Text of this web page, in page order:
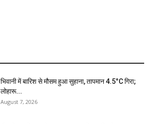
भिवानी में बारिश से मौसम हुआ सुहाना, तापमान 4.5°C गिरा;
लोहारू...
August 7, 2026